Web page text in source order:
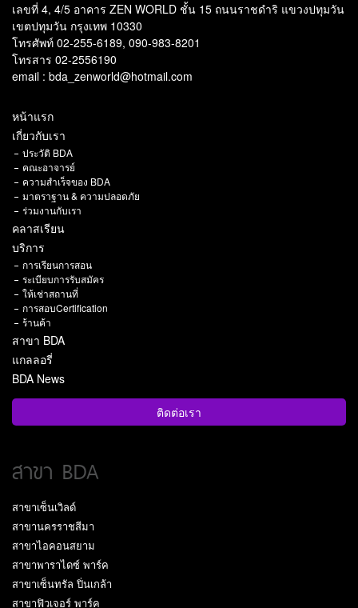
เลขที่ 4, 4/5 อาคาร ZEN WORLD ชั้น 15 ถนนราชดำริ แขวงปทุมวัน
เขตปทุมวัน กรุงเทพ 10330
โทรศัพท์ 02-255-6189, 090-983-8201
โทรสาร 02-2556190
email : bda_zenworld@hotmail.com
หน้าแรก
เกี่ยวกับเรา
ประวัติ BDA
คณะอาจารย์
ความสำเร็จของ BDA
มาตราฐาน & ความปลอดภัย
ร่วมงานกับเรา
คลาสเรียน
บริการ
การเรียนการสอน
ระเบียบการรับสมัคร
ให้เช่าสถานที่
การสอบCertification
ร้านค้า
สาขา BDA
แกลลอรี่
BDA News
ติดต่อเรา
สาขา BDA
สาขาเซ็นเวิลด์
สาขานครราชสีมา
สาขาไอคอนสยาม
สาขาพาราไดซ์ พาร์ค
สาขาเซ็นทรัล ปิ่นเกล้า
สาขาฟิวเจอร์ พาร์ค